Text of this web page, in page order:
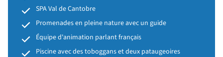
SPA Val de Cantobre
Promenades en pleine nature avec un guide
Équipe d'animation parlant français
Piscine avec des toboggans et deux pataugeoires